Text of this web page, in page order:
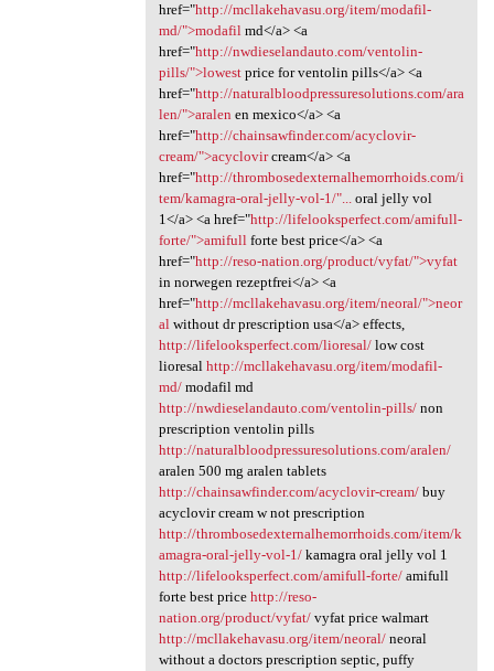
href="http://mcllakehavasu.org/item/modafil-
md/">modafilmd</a> <a
href="http://nwdieselandauto.com/ventolin-
pills/">lowestprice for ventolin pills</a> <a
href="http://naturalbloodpressuresolutions.com/ara
len/">aralen en mexico</a> <a
href="http://chainsawfinder.com/acyclovir-
cream/">acyclovircream</a> <a
href="http://thrombosedexternalhemorrhoids.com/i
tem/kamagra-oral-jelly-vol-1/"...oral jelly vol
1</a> <a href="http://lifelooksperfect.com/amifull-
forte/">amifullforte best price</a> <a
href="http://reso-nation.org/product/vyfat/">vyfat
in norwegen rezeptfrei</a> <a
href="http://mcllakehavasu.org/item/neoral/">neor
alwithout dr prescription usa</a> effects,
http://lifelooksperfect.com/lioresal/low cost
lioresal http://mcllakehavasu.org/item/modafil-
md/modafil md
http://nwdieselandauto.com/ventolin-pills/non
prescription ventolin pills
http://naturalbloodpressuresolutions.com/aralen/
aralen 500 mg aralen tablets
http://chainsawfinder.com/acyclovir-cream/buy
acyclovir cream w not prescription
http://thrombosedexternalhemorrhoids.com/item/k
amagra-oral-jelly-vol-1/kamagra oral jelly vol 1
http://lifelooksperfect.com/amifull-forte/amifull
forte best price http://reso-
nation.org/product/vyfat/vyfat price walmart
http://mcllakehavasu.org/item/neoral/neoral
without a doctors prescription septic, puffy